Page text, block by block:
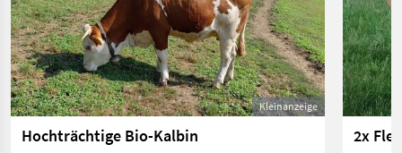
Kleinanzeige
Hochträchtige Bio-Kalbin
2x